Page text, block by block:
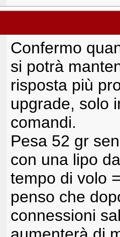
Confermo
si potrà
risposta più
upgrade, solo
comandi.
Pesa 52 gr
con una lipo
tempo di volo
penso che
connessioni